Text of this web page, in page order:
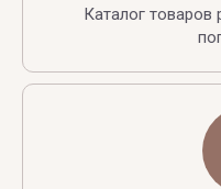
Каталог товаров